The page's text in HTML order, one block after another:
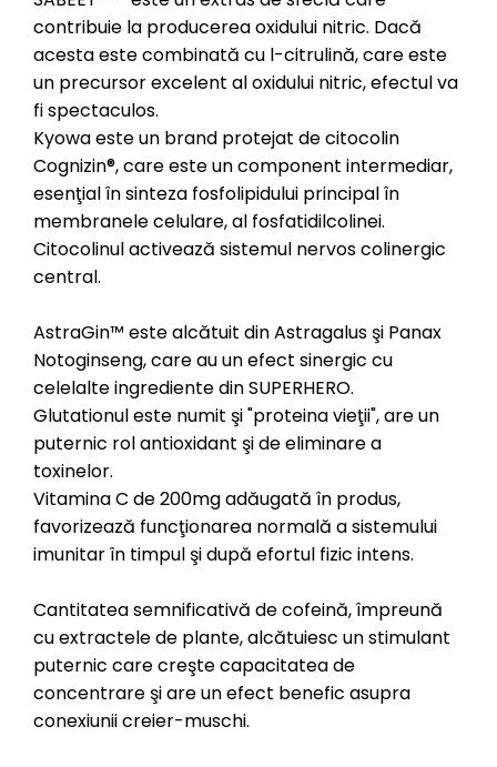
contribuie la producerea oxidului nitric. Dacă
acesta este combinată cu l-citrulină, care este
un precursor excelent al oxidului nitric, efectul va
fi spectaculos.
Kyowa este un brand protejat de citocolin
Cognizin®, care este un component intermediar,
esenţial în sinteza fosfolipidului principal în
membranele celulare, al fosfatidilcolinei.
Citocolinul activează sistemul nervos colinergic
central.
AstraGin™ este alcătuit din Astragalus şi Panax
Notoginseng, care au un efect sinergic cu
celelalte ingrediente din SUPERHERO.
Glutationul este numit şi "proteina vieţii", are un
puternic rol antioxidant şi de eliminare a
toxinelor.
Vitamina C de 200mg adăugată în produs,
favorizează funcţionarea normală a sistemului
imunitar în timpul şi după efortul fizic intens.
Cantitatea semnificativă de cofeină, împreună
cu extractele de plante, alcătuiesc un stimulant
puternic care creşte capacitatea de
concentrare şi are un efect benefic asupra
conexiunii creier-muschi.